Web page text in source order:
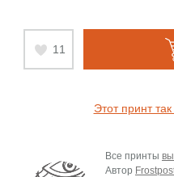
11
Этот принт
Все принты
Автор